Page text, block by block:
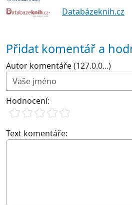
Databázeknih.cz
Přidat komentář a
Autor komentáře (127.0.0...)
Hodnocení:
Text komentáře: